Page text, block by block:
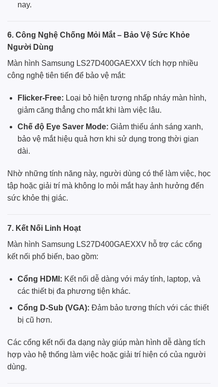
nay.
6. Công Nghệ Chống Mỏi Mắt – Bảo Vệ Sức Khỏe
Người Dùng
Màn hình Samsung LS27D400GAEXXV tích hợp nhiều
công nghệ tiên tiến để bảo vệ mắt:
Flicker-Free: Loại bỏ hiện tượng nhấp nháy màn hình,
giảm căng thẳng cho mắt khi làm việc lâu.
Chế độ Eye Saver Mode: Giảm thiểu ánh sáng xanh,
bảo vệ mắt hiệu quả hơn khi sử dụng trong thời gian
dài.
Nhờ những tính năng này, người dùng có thể làm việc, học
tập hoặc giải trí mà không lo mỏi mắt hay ảnh hưởng đến
sức khỏe thị giác.
7. Kết Nối Linh Hoạt
Màn hình Samsung LS27D400GAEXXV hỗ trợ các cổng
kết nối phổ biến, bao gồm:
Cổng HDMI: Kết nối dễ dàng với máy tính, laptop, và
các thiết bị đa phương tiện khác.
Cổng D-Sub (VGA): Đảm bảo tương thích với các thiết
bị cũ hơn.
Các cổng kết nối đa dạng này giúp màn hình dễ dàng tích
hợp vào hệ thống làm việc hoặc giải trí hiện có của người
dùng.